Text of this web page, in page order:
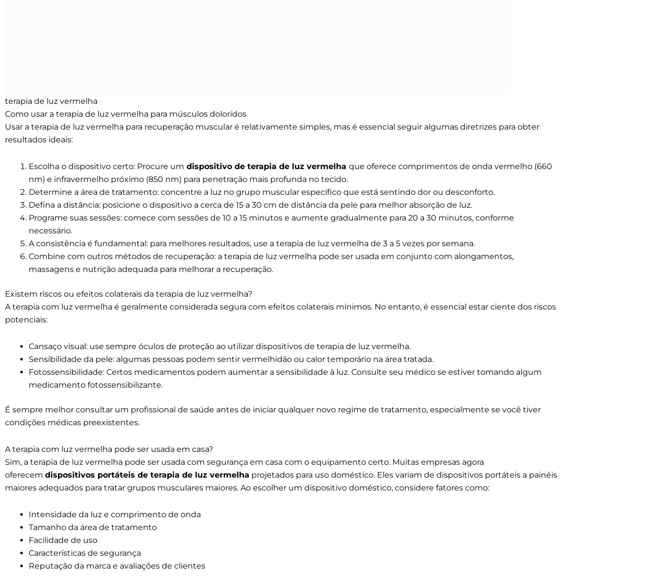
terapia de luz vermelha
Como usar a terapia de luz vermelha para músculos doloridos
Usar a terapia de luz vermelha para recuperação muscular é relativamente simples, mas é essencial seguir algumas diretrizes para obter
resultados ideais:
Escolha o dispositivo certo: Procure um dispositivo de terapia de luz vermelha que oferece comprimentos de onda vermelho (660
nm) e infravermelho próximo (850 nm) para penetração mais profunda no tecido.
Determine a área de tratamento: concentre a luz no grupo muscular específico que está sentindo dor ou desconforto.
Defina a distância: posicione o dispositivo a cerca de 15 a 30 cm de distância da pele para melhor absorção de luz.
Programe suas sessões: comece com sessões de 10 a 15 minutos e aumente gradualmente para 20 a 30 minutos, conforme
necessário.
A consistência é fundamental: para melhores resultados, use a terapia de luz vermelha de 3 a 5 vezes por semana.
Combine com outros métodos de recuperação: a terapia de luz vermelha pode ser usada em conjunto com alongamentos,
massagens e nutrição adequada para melhorar a recuperação.
Existem riscos ou efeitos colaterais da terapia de luz vermelha?
A terapia com luz vermelha é geralmente considerada segura com efeitos colaterais mínimos. No entanto, é essencial estar ciente dos riscos
potenciais:
Cansaço visual: use sempre óculos de proteção ao utilizar dispositivos de terapia de luz vermelha.
Sensibilidade da pele: algumas pessoas podem sentir vermelhidão ou calor temporário na área tratada.
Fotossensibilidade: Certos medicamentos podem aumentar a sensibilidade à luz. Consulte seu médico se estiver tomando algum
medicamento fotossensibilizante.
É sempre melhor consultar um profissional de saúde antes de iniciar qualquer novo regime de tratamento, especialmente se você tiver
condições médicas preexistentes.
A terapia com luz vermelha pode ser usada em casa?
Sim, a terapia de luz vermelha pode ser usada com segurança em casa com o equipamento certo. Muitas empresas agora
oferecem dispositivos portáteis de terapia de luz vermelha projetados para uso doméstico. Eles variam de dispositivos portáteis a painéis
maiores adequados para tratar grupos musculares maiores. Ao escolher um dispositivo doméstico, considere fatores como:
Intensidade da luz e comprimento de onda
Tamanho da área de tratamento
Facilidade de uso
Características de segurança
Reputação da marca e avaliações de clientes